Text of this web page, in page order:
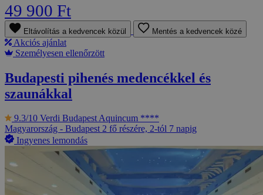
49 900 Ft
Eltávolítás a kedvencek közül Mentés a kedvencek közé
Akciós ajánlat
Személyesen ellenőrzött
Budapesti pihenés medencékkel és
szaunákkal
9.3/10 Verdi Budapest Aquincum ****
Magyarország - Budapest2 fő részére, 2-tól 7 napig
Ingyenes lemondás